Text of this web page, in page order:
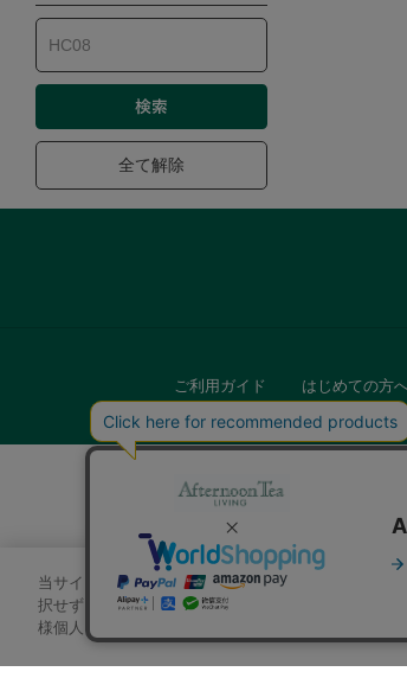
ヴィンテージ
全て解除
ご利用ガイド はじめての方
当サイトでは、サイトの利便性向上のためにクッキ
択せずにページを移動した場合、クッキーの使用に
様個人を特定できる情報」は一切含まれておりませ